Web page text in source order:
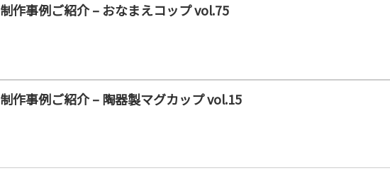
制作事例ご紹介 – おなまえコップ vol.75
制作事例ご紹介 – 陶器製マグカップ vol.15